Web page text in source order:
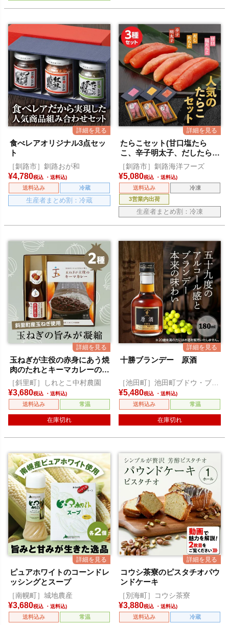
食べレアオリジナル3点セッ
ト
［釧路市］釧路おが和
¥4,780税込
送料込み 冷蔵
生産者まとめ割：冷蔵
たらこセット(甘口塩たら
こ、辛子明太子、だしたら
こ)
［釧路市］釧路海洋フーズ
¥5,080税込
送料込み
冷凍
3営業内出荷
生産者まとめ割：冷凍
玉ねぎが主役の赤身にあう焼
肉のたれとキーマカレーのセ
ット
［斜里町］しれとこ中村農園
¥3,680税込
送料込み 常温
在庫切れ
十勝ブランデー 原酒
［池田町］池田町ブドウ・ブド
ウ酒研究所
¥5,480税込
送料込み 常温
在庫切れ
ピュアホワイトのコーンドレ
ッシングとスープ
［南幌町］城地農産
¥3,680税込
送料込み 常温
コウシ茶寮のピスタチオパウ
ンドケーキ
［別海町］コウシ茶寮
¥3,880税込
送料込み 冷蔵